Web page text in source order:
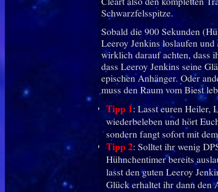
Schwarzfelsspitze.
Sobald die 900 Sekunden
Leeroy Jenkins loslaufen
wirklich darauf achten, dass
dass Leeroy Jenkins seine
epischen Anhänger. Oder
muss den Raum vom Biest
Tipp 1: Lasst euren Heiler,
wiederbeleben und hört
sondern fangt sofort mit
Tipp 2: Solltet ihr wenig
Hühnchentimer bereits
lasst den guten Leeroy
Glück erhaltet ihr dann den